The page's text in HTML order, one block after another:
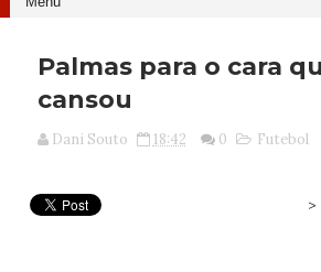
Palmas para o cara
cansou
Dani Souto 18:42 0 Futebol
>